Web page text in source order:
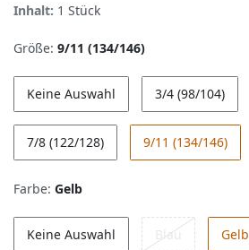
Inhalt: 1 Stück
Größe: 9/11 (134/146)
Keine Auswahl 3/4 (98/104)
7/8 (122/128) 9/11 (134/146)
Farbe: Gelb
Keine Auswahl Blau Gelb